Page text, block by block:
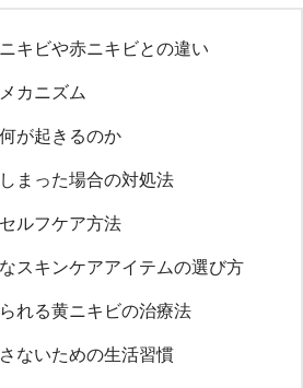
キビや赤ニキビとの違い
カニズム
が起きるのか
まった場合の対処法
ルフケア方法
スキンケアアイテムの選び方
れる黄ニキビの治療法
ないための生活習慣